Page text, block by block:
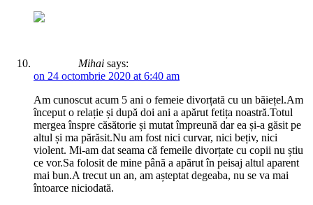
Mihai says:
on 24 octombrie 2020 at 6:40 am
Am cunoscut acum 5 ani o femeie divorțată cu un băiețel.Am
început o relație și după doi ani a apărut fetița noastră.Totul
mergea înspre căsătorie și mutat împreună dar ea și-a găsit pe
altul și ma părăsit.Nu am fost nici curvar, nici bețiv, nici
violent. Mi-am dat seama că femeile divorțate cu copii nu știu
ce vor.Sa folosit de mine până a apărut în peisaj altul aparent
mai bun.A trecut un an, am așteptat degeaba, nu se va mai
întoarce niciodată.